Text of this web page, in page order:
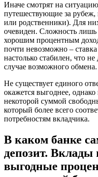
Иначе смотрят на
путешествующие за
или родственники). Для
очевиден. Сложность лишь
хорошим процентным
почти невозможно –
настолько стабилен, что
случае возможного обмена.
Не существует единого
окажется выгоднее,
некоторой суммой
который более всего
потребностям вкладчика.
В каком банке
депозит. Вклады
выгодные